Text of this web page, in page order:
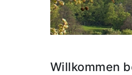
Willkommen